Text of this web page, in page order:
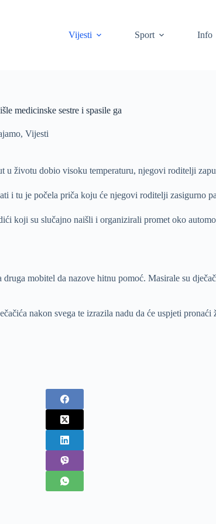
Vijesti
Sport Info
medicinske sestre i spasile ga
, Vijesti
u životu dobio visoku temperaturu, njegovi roditelji
i tu je počela priča koju će njegovi roditelji zasigurno
koji su slučajno naišli i organizirali promet oko
mobitel da nazove hitnu pomoć. Masirale su
nakon svega te izrazila nadu da će uspjeti pronaći